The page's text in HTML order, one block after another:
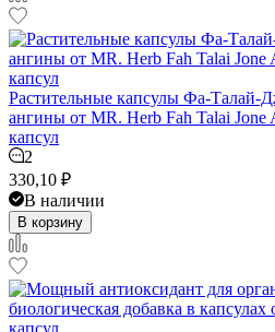
Растительные капсулы Фа-Талай-
ангины от MR. Herb Fah Talai Jone
капсул
2
330,10 ₽
В наличии
В корзину